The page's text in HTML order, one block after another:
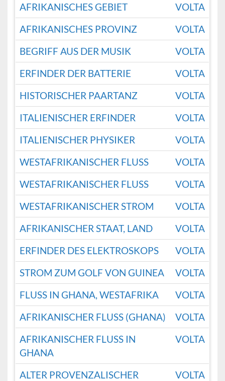
AFRIKANISCHES GEBIET
VOLTA
AFRIKANISCHES PROVINZ
VOLTA
BEGRIFF AUS DER MUSIK
VOLTA
ERFINDER DER BATTERIE
VOLTA
HISTORISCHER PAARTANZ
VOLTA
ITALIENISCHER ERFINDER
VOLTA
ITALIENISCHER PHYSIKER
VOLTA
WESTAFRIKANISCHER FLUSS
VOLTA
WESTAFRIKANISCHER FLUSS
VOLTA
WESTAFRIKANISCHER STROM
VOLTA
AFRIKANISCHER STAAT, LAND
VOLTA
ERFINDER DES ELEKTROSKOPS
VOLTA
STROM ZUM GOLF VON GUINEA
VOLTA
FLUSS IN GHANA, WESTAFRIKA
VOLTA
AFRIKANISCHER FLUSS (GHANA)
VOLTA
AFRIKANISCHER FLUSS IN
GHANA
VOLTA
ALTER PROVENZALISCHER
VOLTA